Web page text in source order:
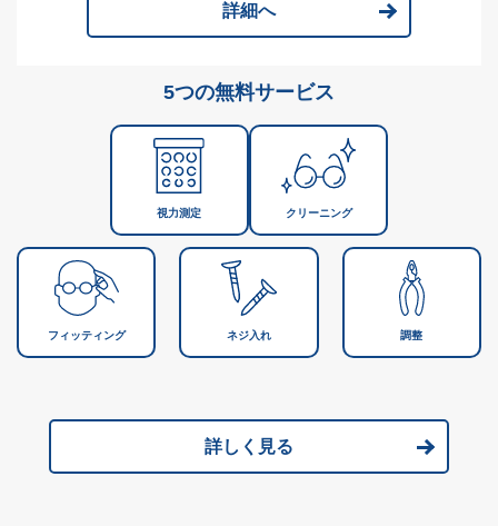
詳細へ
5つの無料サービス
視力測定 クリーニング
フィッティング ネジ入れ 調整
詳しく見る